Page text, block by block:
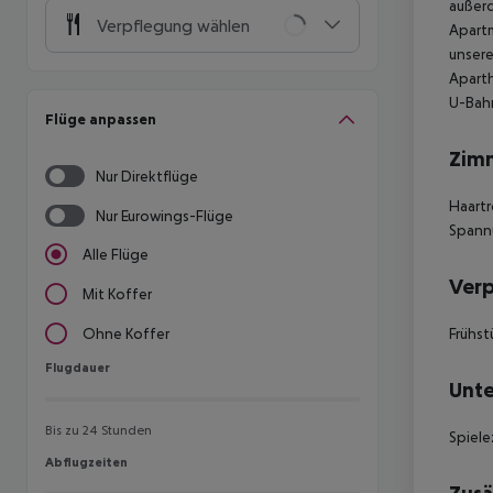
Verpflegung wählen
Flüge anpassen
Nur Direktflüge
Nur Eurowings-Flüge
Alle Flüge
Mit Koffer
Ohne Koffer
Flugdauer
Flugdauer
Bis zu 24 Stunden
Abflugzeiten
Abflugzeiten
U-